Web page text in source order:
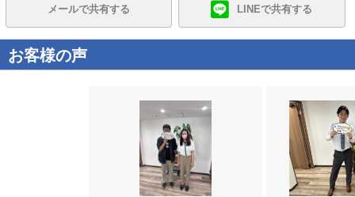
メールで共有する LINEで共有する
お客様の声